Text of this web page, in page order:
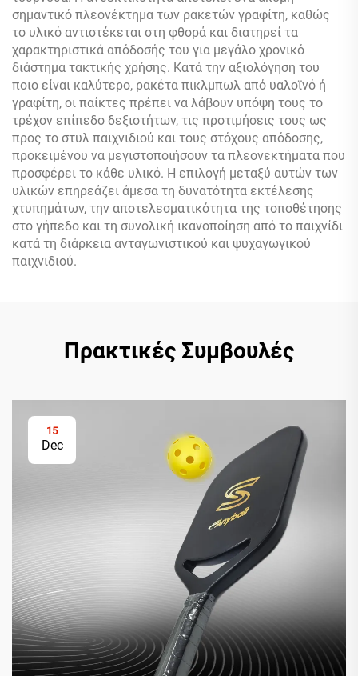
σημαντικό πλεονέκτημα των ρακετών γραφίτη, καθώς
το υλικό αντιστέκεται στη φθορά και διατηρεί τα
χαρακτηριστικά απόδοσής του για μεγάλο χρονικό
διάστημα τακτικής χρήσης. Κατά την αξιολόγηση του
ποιο είναι καλύτερο, ρακέτα πικλμπωλ από υαλοϊνό ή
γραφίτη, οι παίκτες πρέπει να λάβουν υπόψη τους το
τρέχον επίπεδο δεξιοτήτων, τις προτιμήσεις τους ως
προς το στυλ παιχνιδιού και τους στόχους απόδοσης,
προκειμένου να μεγιστοποιήσουν τα πλεονεκτήματα που
προσφέρει το κάθε υλικό. Η επιλογή μεταξύ αυτών των
υλικών επηρεάζει άμεσα τη δυνατότητα εκτέλεσης
χτυπημάτων, την αποτελεσματικότητα της τοποθέτησης
στο γήπεδο και τη συνολική ικανοποίηση από το παιχνίδι
κατά τη διάρκεια ανταγωνιστικού και ψυχαγωγικού
παιχνιδιού.
Πρακτικές Συμβουλές
15
Dec